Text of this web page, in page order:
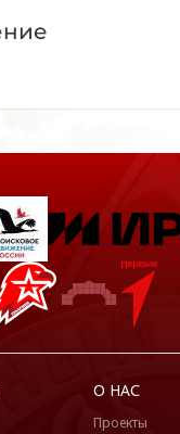
О НАС
Проекты